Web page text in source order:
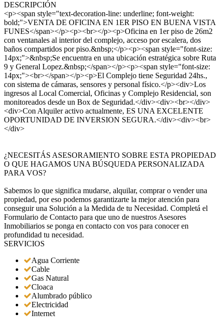
DESCRIPCIÓN
<p><span style="text-decoration-line: underline; font-weight:
bold;">VENTA DE OFICINA EN 1ER PISO EN BUENA VISTA
FUNES</span></p><p><br></p><p>Oficina en 1er piso de 26m2
con ventanales al interior del complejo, acceso por escalera, dos
baños compartidos por piso.&nbsp;</p><p><span style="font-size:
14px;">&nbsp;Se encuentra en una ubicación estratégica sobre Ruta
9 y General Lopez.&nbsp;</span></p><p><span style="font-size:
14px;"><br></span></p><p>El Complejo tiene Seguridad 24hs.,
con sistema de cámaras, sensores y personal físico.</p><div>Los
ingresos al Local Comercial, Oficinas y Complejo Residencial, son
monitoreados desde un Box de Seguridad.</div><div><br></div>
<div>Con Alquiler activo actualmente, ES UNA EXCELENTE
OPORTUNIDAD DE INVERSION SEGURA.</div><div><br>
</div>
¿NECESITÁS ASESORAMIENTO SOBRE ESTA PROPIEDAD
O QUE HAGAMOS UNA BÚSQUEDA PERSONALIZADA
PARA VOS?
Sabemos lo que significa mudarse, alquilar, comprar o vender una
propiedad, por eso podemos garantizarte la mejor atención para
conseguir una Solución a la Medida de tu Necesidad. Completá el
Formulario de Contacto para que uno de nuestros Asesores
Inmobiliarios se ponga en contacto con vos para conocer en
profundidad tu necesidad.
SERVICIOS
Agua Corriente
Cable
Gas Natural
Cloaca
Alumbrado público
Electricidad
Internet